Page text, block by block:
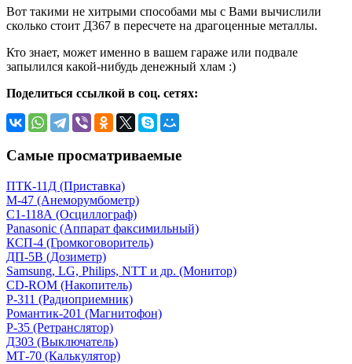
Вот такими не хитрыми способами мы с Вами вычислили
сколько стоит Д367 в пересчете на драгоценные металлы.
Кто знает, может именно в вашем гараже или подвале
запылился какой-нибудь денежный хлам :)
Поделиться ссылкой в соц. сетях:
Самые просматриваемые
ПТК-11Д (Приставка)
М-47 (Анеморумбометр)
С1-118А (Осциллограф)
Panasonic (Аппарат факсимильный)
КСП-4 (Громкоговоритель)
ДП-5В (Дозиметр)
Samsung, LG, Philips, NTT и др. (Монитор)
CD-ROM (Накопитель)
Р-311 (Радиоприемник)
Романтик-201 (Магнитофон)
Р-35 (Ретранслятор)
Д303 (Выключатель)
МТ-70 (Калькулятор)